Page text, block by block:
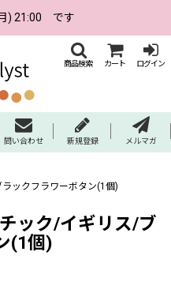
) 21:00 です
商品検索 カート ログイン
問い合わせ 新規登録 メルマガ
ックフラワーボタン(1個)
ック/イギリス/ブ
(1個)